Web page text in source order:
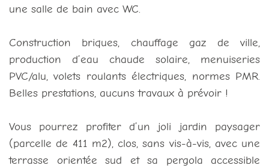
une salle de bain avec WC.
Construction briques, chauffage gaz de ville,
production d’eau chaude solaire, menuiseries
PVC/alu, volets roulants électriques, normes PMR.
Belles prestations, aucuns travaux à prévoir !
Vous pourrez profiter d’un joli jardin paysager
(parcelle de 411 m2), clos, sans vis-à-vis, avec une
terrasse orientée sud et sa pergola accessible